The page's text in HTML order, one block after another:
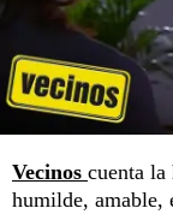
Vecinos cuenta
humilde, amable,